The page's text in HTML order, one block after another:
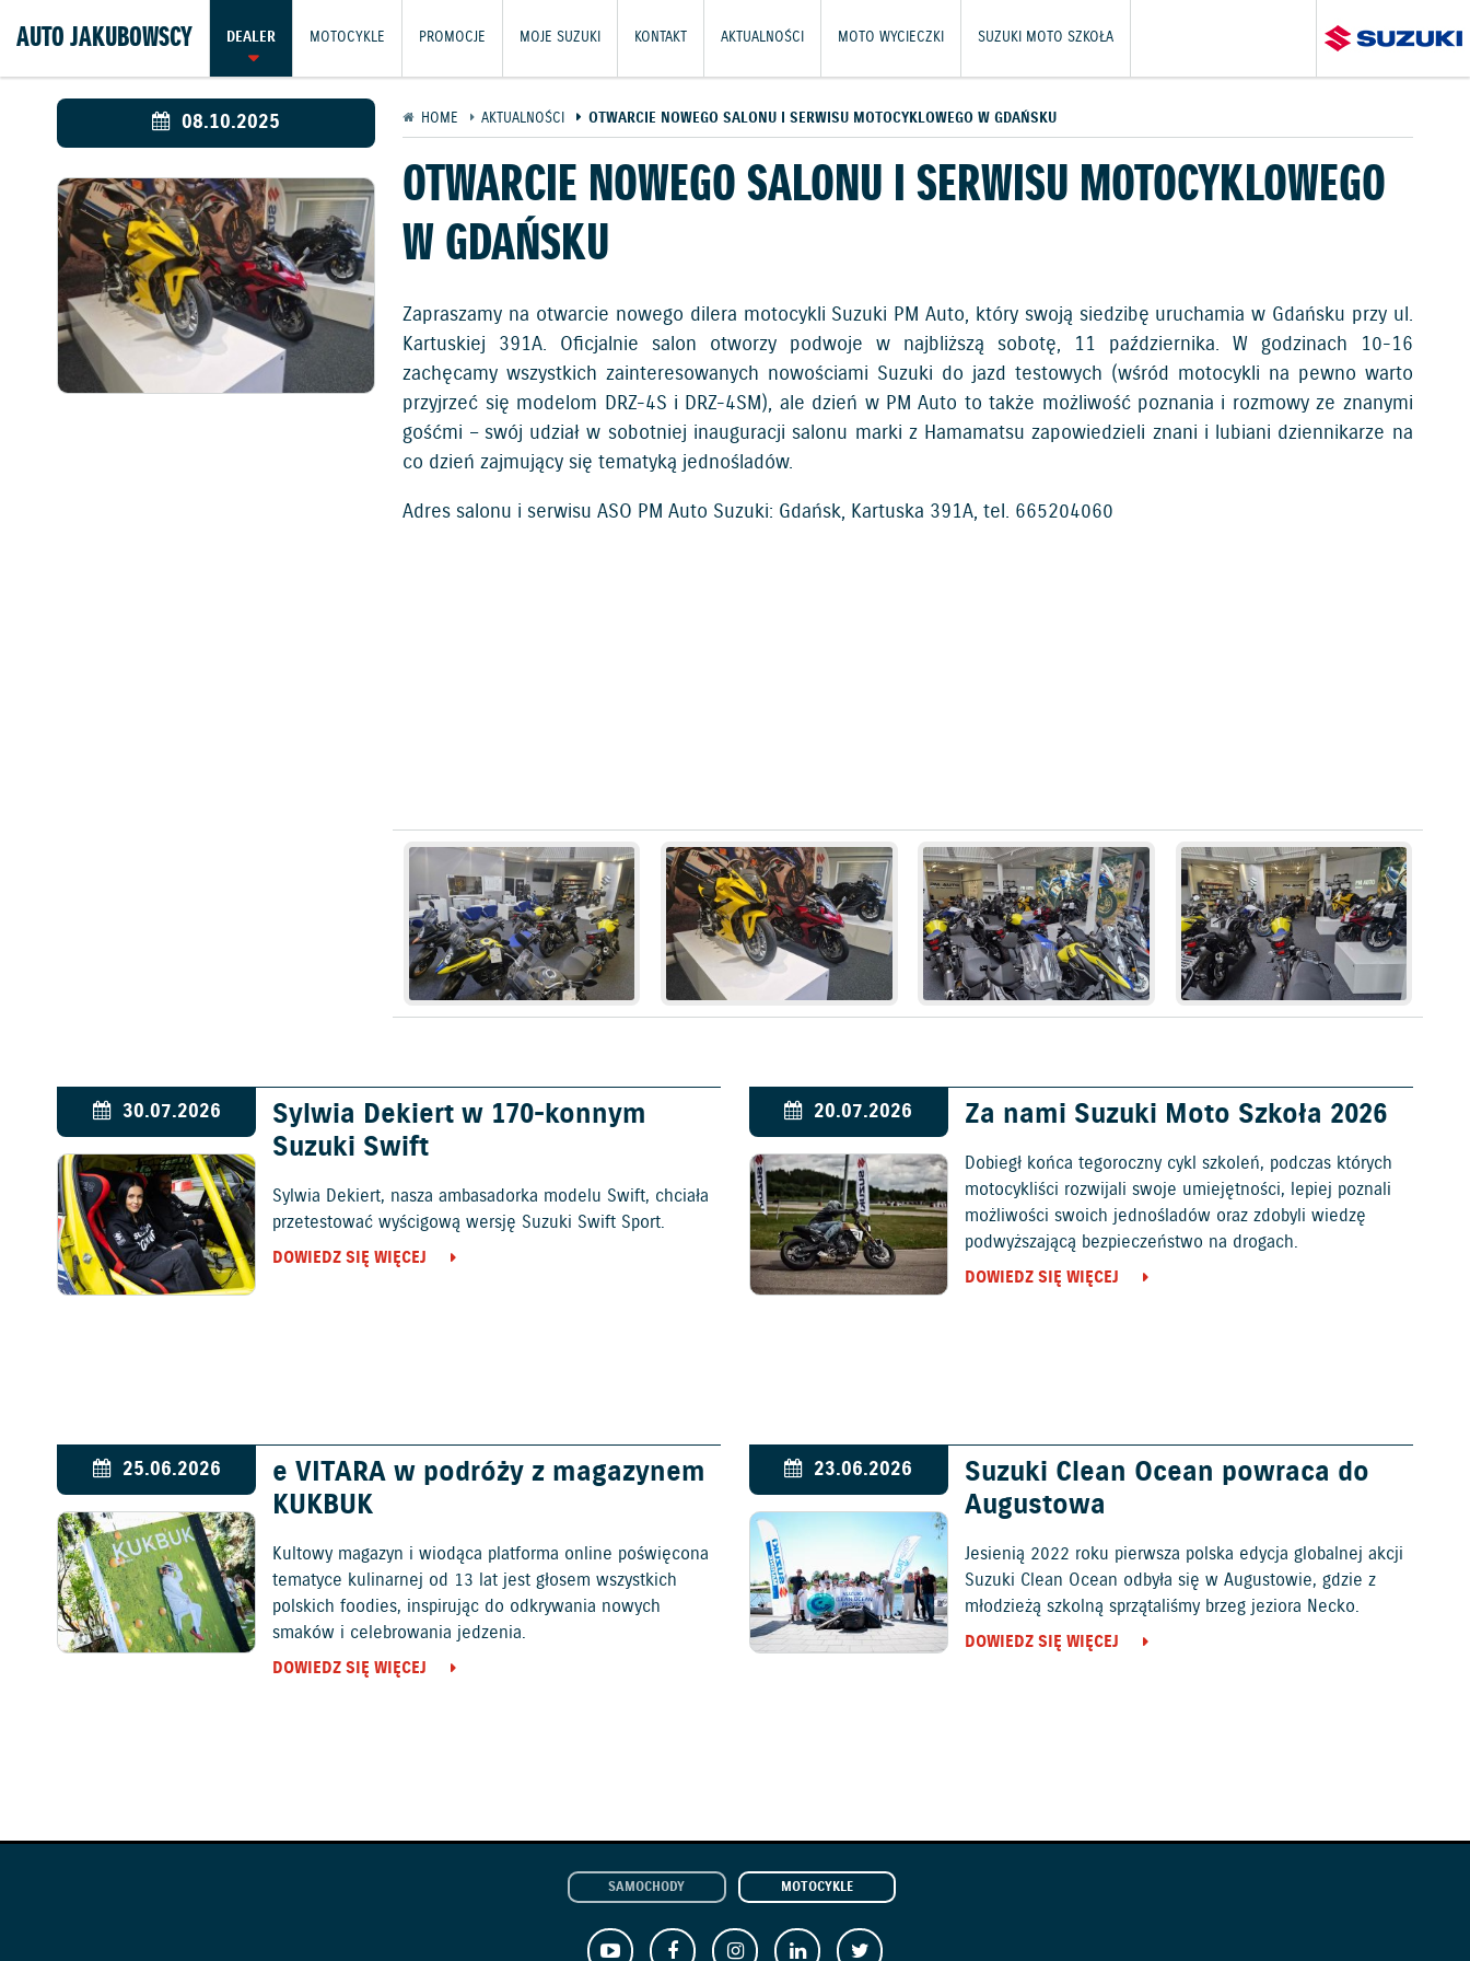
AUTO JAKUBOWSCY DEALER MOTOCYKLE PROMOCJE MOJE SUZUKI KONTAKT AKTUALNOŚCI MOTO WYCIECZKI SUZUKI MOTO SZKOŁA
08.10.2025 HOME AKTUALNOŚCI OTWARCIE NOWEGO SALONU I SERWISU MOTOCYKLOWEGO W GDAŃSKU
OTWARCIE NOWEGO SALONU I SERWISU MOTOCYKLOWEGO
W GDAŃSKU
Zapraszamy na otwarcie nowego dilera motocykli Suzuki PM Auto, który swoją siedzibę uruchamia w Gdańsku przy ul.
Kartuskiej 391A. Oficjalnie salon otworzy podwoje w najbliższą sobotę, 11 października. W godzinach 10-16
zachęcamy wszystkich zainteresowanych nowościami Suzuki do jazd testowych (wśród motocykli na pewno warto
przyjrzeć się modelom DRZ-4S i DRZ-4SM), ale dzień w PM Auto to także możliwość poznania i rozmowy ze znanymi
gośćmi – swój udział w sobotniej inauguracji salonu marki z Hamamatsu zapowiedzieli znani i lubiani dziennikarze na
co dzień zajmujący się tematyką jednośladów.
Adres salonu i serwisu ASO PM Auto Suzuki: Gdańsk, Kartuska 391A, tel. 665204060
30.07.2026
Sylwia Dekiert w 170-konnym
Suzuki Swift
Sylwia Dekiert, nasza ambasadorka modelu Swift, chciała
przetestować wyścigową wersję Suzuki Swift Sport.
DOWIEDZ SIĘ WIĘCEJ
20.07.2026 Za nami Suzuki Moto Szkoła 2026
Dobiegł końca tegoroczny cykl szkoleń, podczas których
motocykliści rozwijali swoje umiejętności, lepiej poznali
możliwości swoich jednośladów oraz zdobyli wiedzę
podwyższającą bezpieczeństwo na drogach.
DOWIEDZ SIĘ WIĘCEJ
25.06.2026
e VITARA w podróży z magazynem
KUKBUK
Kultowy magazyn i wiodąca platforma online poświęcona
tematyce kulinarnej od 13 lat jest głosem wszystkich
polskich foodies, inspirując do odkrywania nowych
smaków i celebrowania jedzenia.
DOWIEDZ SIĘ WIĘCEJ
23.06.2026
Suzuki Clean Ocean powraca do
Augustowa
Jesienią 2022 roku pierwsza polska edycja globalnej akcji
Suzuki Clean Ocean odbyła się w Augustowie, gdzie z
młodzieżą szkolną sprzątaliśmy brzeg jeziora Necko.
DOWIEDZ SIĘ WIĘCEJ
SAMOCHODY MOTOCYKLE